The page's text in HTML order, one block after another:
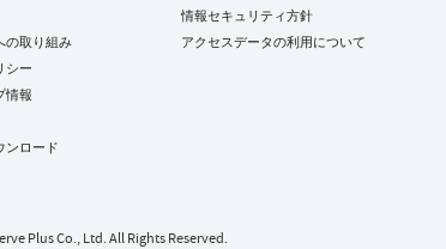
の取り組み
シー
情報
ンロード
情報セキュリティ方針
アクセスデータの利用について
Plus Co., Ltd. All Rights Reserved.